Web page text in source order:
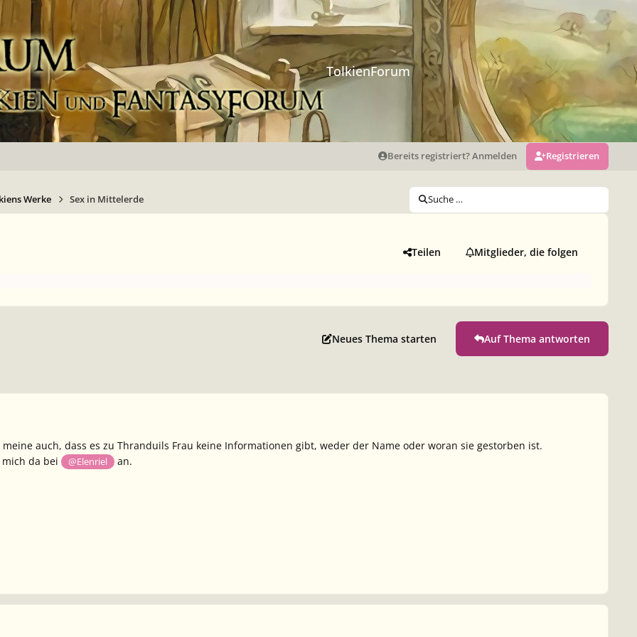
TolkienForum
Bereits registriert? Anmelden Registrieren
Werke Sex in Mittelerde Suche …
Teilen Mitglieder, die folgen
Neues Thema starten Auf Thema antworten
meine auch, dass es zu Thranduils Frau keine Informationen gibt, weder der Name oder woran sie gestorben ist.
da bei
@Elenriel an.